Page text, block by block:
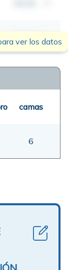
00,00 mt
ver los datos
camas
6